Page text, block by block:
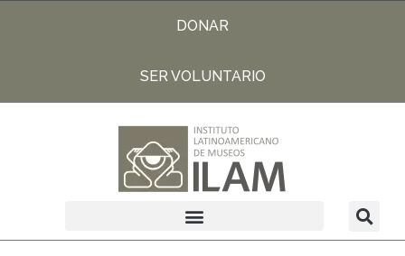
DONAR
SER VOLUNTARIO